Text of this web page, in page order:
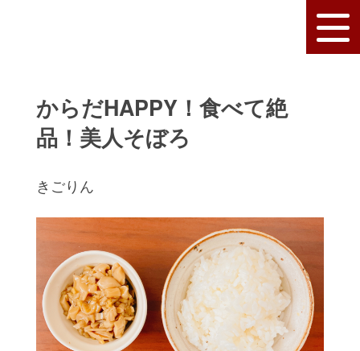
からだHAPPY！食べて絶
品！美人そぼろ
きごりん